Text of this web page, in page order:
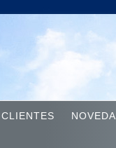
CLIENTES